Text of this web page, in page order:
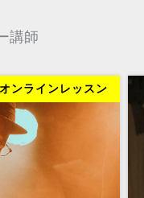
講師
オンラインレッスン